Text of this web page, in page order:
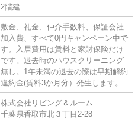
2階建
敷金、礼金、仲介手数料、保証会社
加入費、すべて0円キャンペーン中で
す。入居費用は賃料と家財保険だけ
です。退去時のハウスクリーニング
無し。1年未満の退去の際は早期解約
違約金(賃料3か月分）発生します。
株式会社リビング＆ルーム
千葉県香取市北３丁目2-28